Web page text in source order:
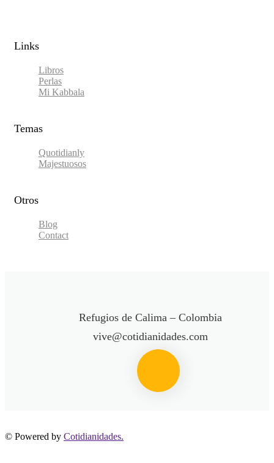
Links​
Libros
Perlas
Mi Kabbala
Temas
Quotidianly
Majestuosos
Otros
Blog
Contact
Refugios de Calima – Colombia
vive@cotidianidades.com
© Powered by Cotidianidades.